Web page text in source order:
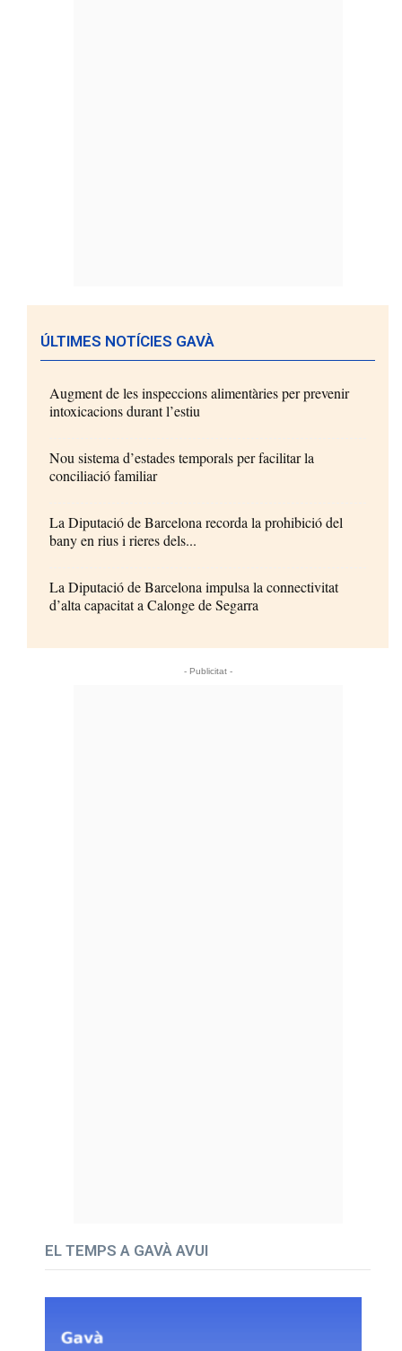
ÚLTIMES NOTÍCIES GAVÀ
Augment de les inspeccions alimentàries per prevenir
intoxicacions durant l’estiu
Nou sistema d’estades temporals per facilitar la
conciliació familiar
La Diputació de Barcelona recorda la prohibició del
bany en rius i rieres dels...
La Diputació de Barcelona impulsa la connectivitat
d’alta capacitat a Calonge de Segarra
- Publicitat -
EL TEMPS A GAVÀ AVUI